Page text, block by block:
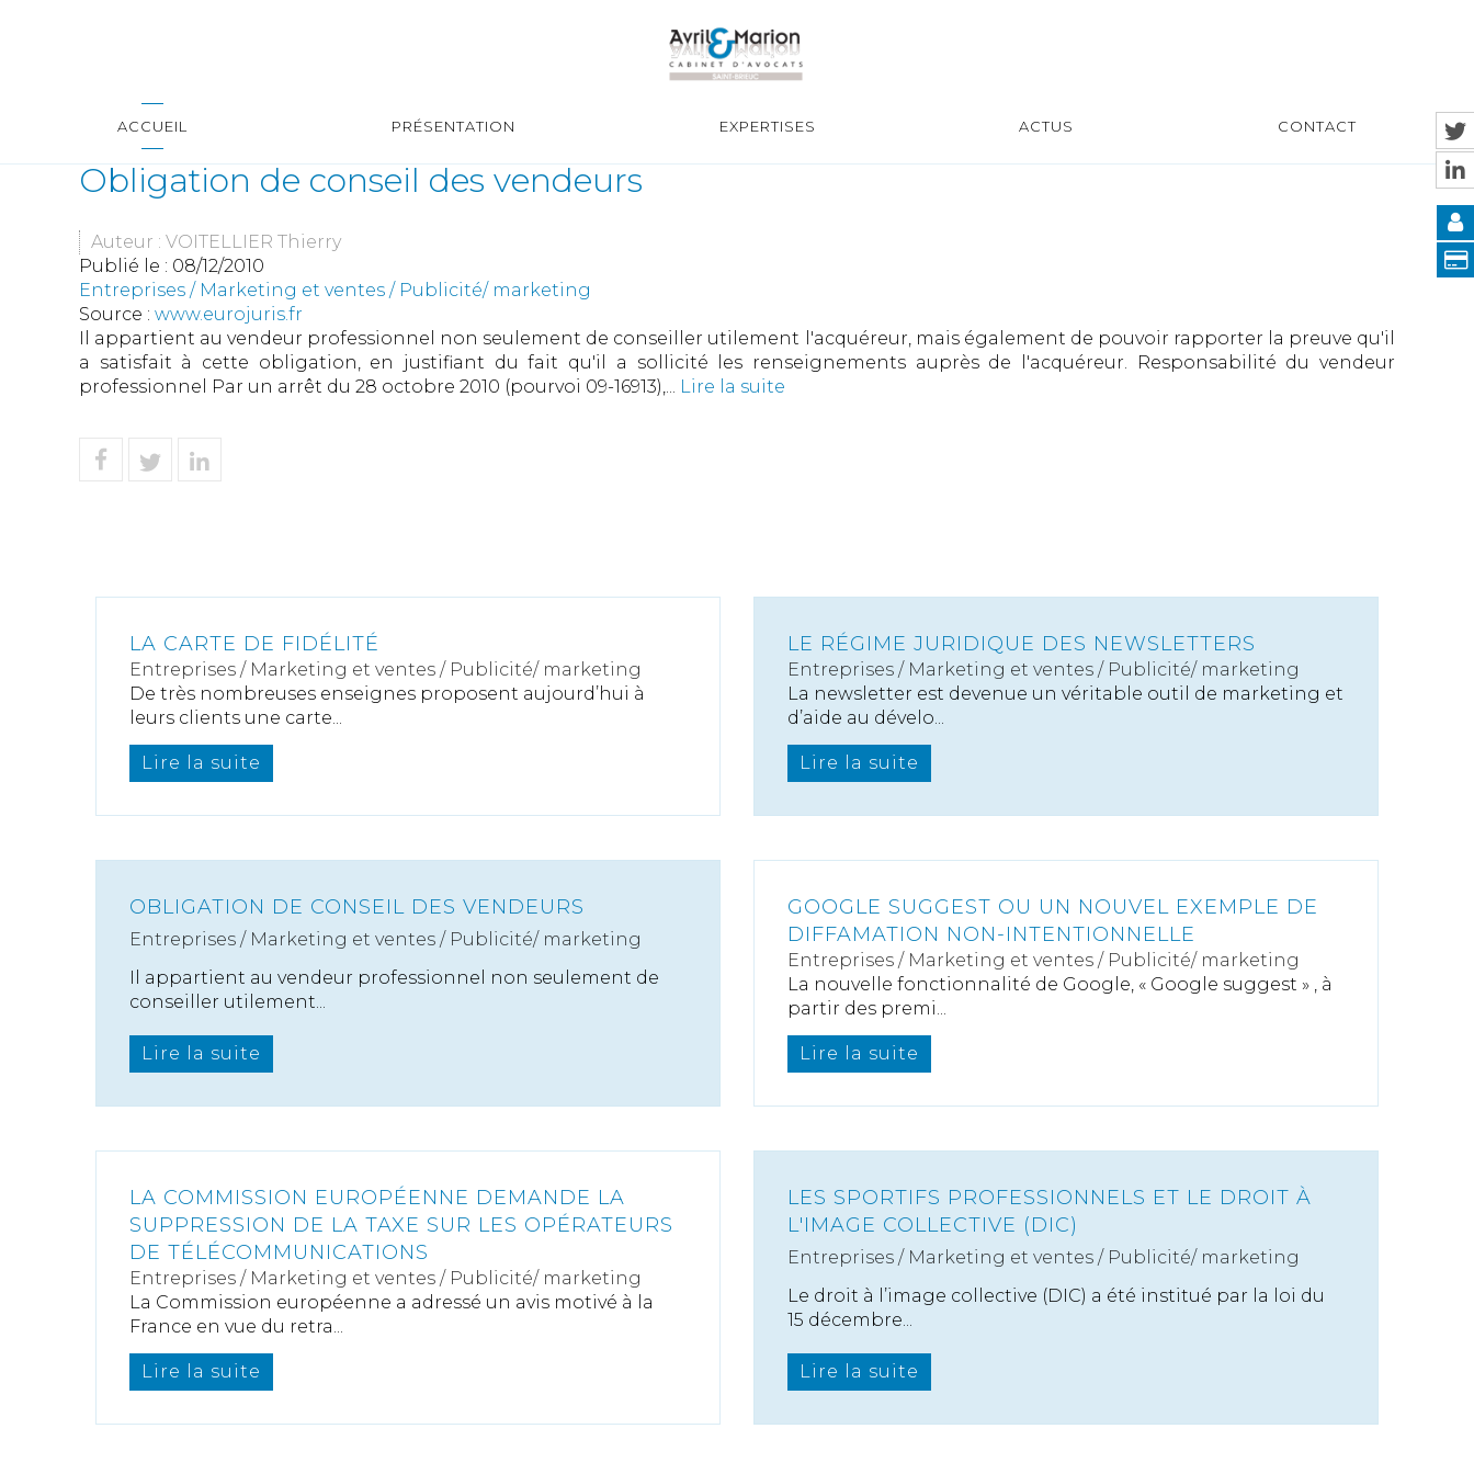
ACCUEIL PRÉSENTATION EXPERTISES ACTUS CONTACT
Obligation de conseil des vendeurs
Auteur : VOITELLIER Thierry
Publié le : 08/12/2010
Entreprises / Marketing et ventes / Publicité/ marketing
Source : www.eurojuris.fr
Il appartient au vendeur professionnel non seulement de conseiller utilement l'acquéreur, mais également de pouvoir rapporter la preuve qu'il
a satisfait à cette obligation, en justifiant du fait qu'il a sollicité les renseignements auprès de l'acquéreur. Responsabilité du vendeur
professionnel Par un arrêt du 28 octobre 2010 (pourvoi 09-16913),... Lire la suite
LA CARTE DE FIDÉLITÉ
Entreprises / Marketing et ventes / Publicité/ marketing
De très nombreuses enseignes proposent aujourd’hui à
leurs clients une carte...
Lire la suite
LE RÉGIME JURIDIQUE DES NEWSLETTERS
Entreprises / Marketing et ventes / Publicité/ marketing
La newsletter est devenue un véritable outil de marketing et
d’aide au dévelo...
Lire la suite
OBLIGATION DE CONSEIL DES VENDEURS
Entreprises / Marketing et ventes / Publicité/ marketing
Il appartient au vendeur professionnel non seulement de
conseiller utilement...
Lire la suite
GOOGLE SUGGEST OU UN NOUVEL EXEMPLE DE
DIFFAMATION NON-INTENTIONNELLE
Entreprises / Marketing et ventes / Publicité/ marketing
La nouvelle fonctionnalité de Google, « Google suggest » , à
partir des premi...
Lire la suite
LA COMMISSION EUROPÉENNE DEMANDE LA
SUPPRESSION DE LA TAXE SUR LES OPÉRATEURS
DE TÉLÉCOMMUNICATIONS
Entreprises / Marketing et ventes / Publicité/ marketing
La Commission européenne a adressé un avis motivé à la
France en vue du retra...
Lire la suite
LES SPORTIFS PROFESSIONNELS ET LE DROIT À
L'IMAGE COLLECTIVE (DIC)
Entreprises / Marketing et ventes / Publicité/ marketing
Le droit à l’image collective (DIC) a été institué par la loi du
15 décembre...
Lire la suite